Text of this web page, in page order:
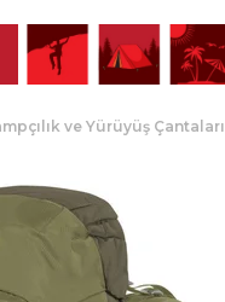
ve Yürüyüş Çantaları